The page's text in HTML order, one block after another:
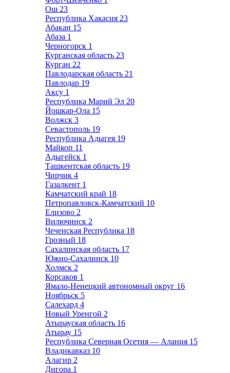
Ош 23
Республика Хакасия 23
Абакан 15
Абаза 1
Черногорск 1
Курганская область 23
Курган 22
Павлодарская область 21
Павлодар 19
Аксу 1
Республика Марий Эл 20
Йошкар-Ола 15
Волжск 3
Севастополь 19
Республика Адыгея 19
Майкоп 11
Адыгейск 1
Ташкентская область 19
Чирчик 4
Газалкент 1
Камчатский край 18
Петропавловск-Камчатский 10
Елизово 2
Вилючинск 2
Чеченская Республика 18
Грозный 18
Сахалинская область 17
Южно-Сахалинск 10
Холмск 2
Корсаков 1
Ямало-Ненецкий автономный округ 16
Ноябрьск 5
Салехард 4
Новый Уренгой 2
Атырауская область 16
Атырау 15
Республика Северная Осетия — Алания 15
Владикавказ 10
Алагир 2
Дигора 1